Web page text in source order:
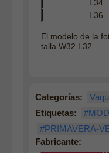
L34
L36
El modelo de la
talla W32 L32.
Categorías:
Etiquetas:
#PRIMAVERA-
Fabricante: